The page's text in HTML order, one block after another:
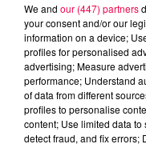
We and our (447) partners
your consent and/or our
information on a device;
profiles for personalised
advertising; Measure
performance; Understand
of data from different
profiles to personalise
content; Use limited data
detect fraud, and fix errors;